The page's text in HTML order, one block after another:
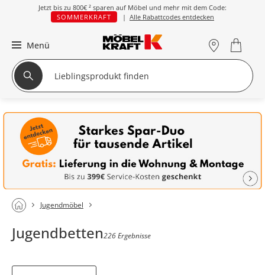
Jetzt bis zu 800€ ² sparen auf Möbel und mehr mit dem Code:
SOMMERKRAFT
| Alle Rabattcodes entdecken
Menü
Jugendmöbel
Jugendbetten226 Ergebnisse